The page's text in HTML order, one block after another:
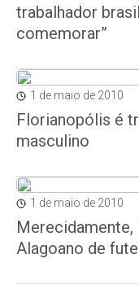
trabalhador
comemorar”
1 de maio de 2010
Florianopólis é
masculino
1 de maio de 2010
Alagoano de